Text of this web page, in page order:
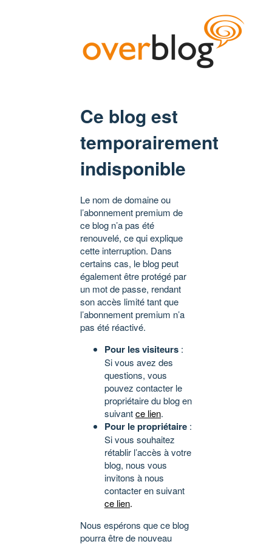
Ce blog est
temporairement
indisponible
Le nom de domaine ou
l’abonnement premium de
ce blog n’a pas été
renouvelé, ce qui explique
cette interruption. Dans
certains cas, le blog peut
également être protégé par
un mot de passe, rendant
son accès limité tant que
l’abonnement premium n’a
pas été réactivé.
Pour les visiteurs :
Si vous avez des
questions, vous
pouvez contacter le
propriétaire du blog en
suivantce lien.
Pour le propriétaire :
Si vous souhaitez
rétablir l’accès à votre
blog, nous vous
invitons à nous
contacter en suivant
ce lien.
Nous espérons que ce blog
pourra être de nouveau